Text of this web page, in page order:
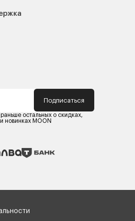
Подписаться
остальных о скидках,
новинках MOON